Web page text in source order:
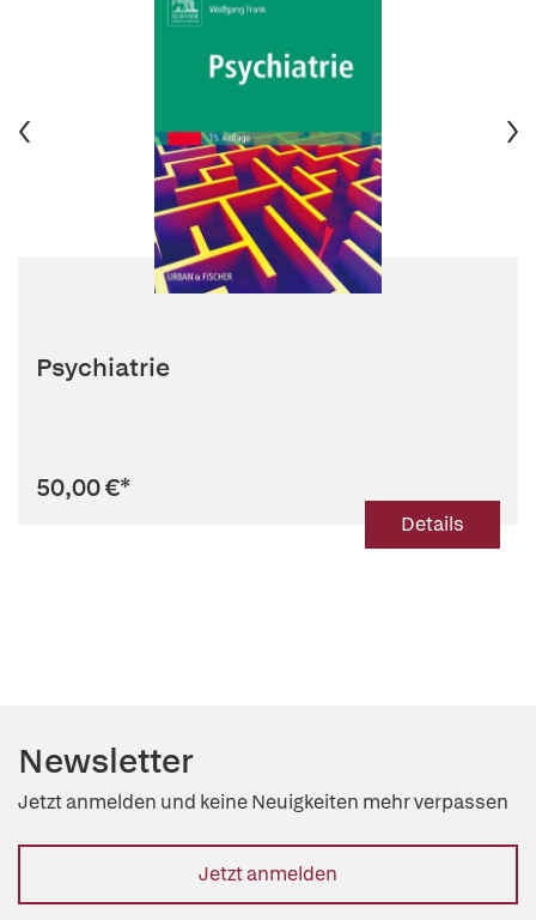
Psychiatrie
50,00 €*
Details
Newsletter
Jetzt anmelden und keine Neuigkeiten mehr verpassen
Jetzt anmelden